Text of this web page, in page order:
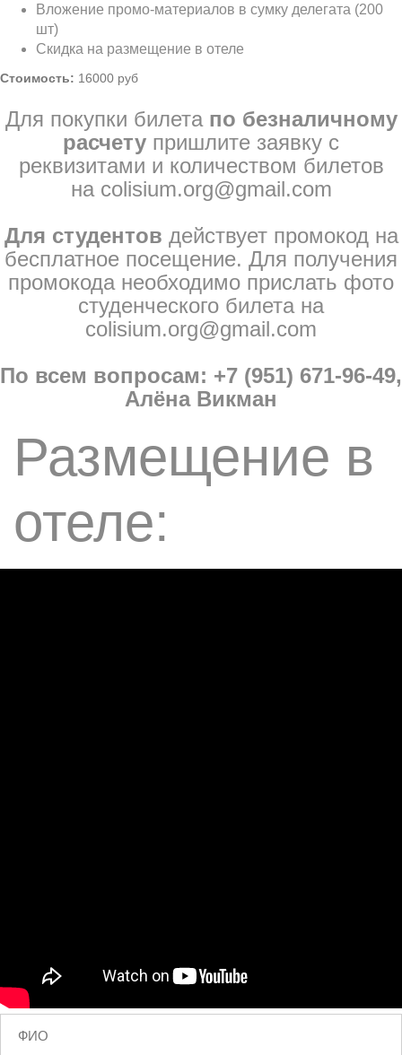
Вложение промо-материалов в сумку делегата (200
шт)
Скидка на размещение в отеле
Стоимость: 16000 руб
Для покупки билета по безналичному
расчету пришлите заявку с
реквизитами и количеством билетов
на colisium.org@gmail.com
Для студентов действует промокод на
бесплатное посещение. Для получения
промокода необходимо прислать фото
студенческого билета на
colisium.org@gmail.com
По всем вопросам: +7 (951) 671-96-49,
Алёна Викман
Размещение в
отеле: